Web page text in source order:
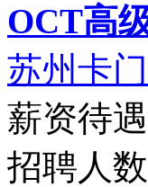
OCT高
苏州卡
薪资待
招聘人